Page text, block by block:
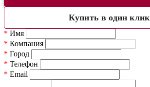
Купить в один клик
* Имя
* Компания
* Город
* Телефон
* Email